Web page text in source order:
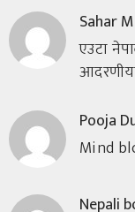
Sahar
एउटा
Pooja
Mind
Nepali